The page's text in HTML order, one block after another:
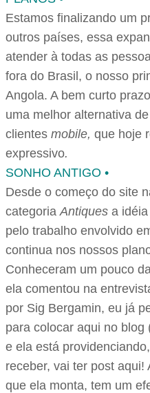
Estamos finalizando um
outros países, essa
atender à todas as
fora do Brasil, o nosso
Angola. A bem curto
uma melhor alternativa
clientes mobile, que hoje
expressivo.
SONHO ANTIGO •
Desde o começo do site
categoria Antiques a
pelo trabalho envolvido
continua nos nossos
Conheceram um pouco
ela comentou na
por Sig Bergamin, eu já
para colocar aqui no
e ela está
receber, vai ter post
que ela monta, tem um